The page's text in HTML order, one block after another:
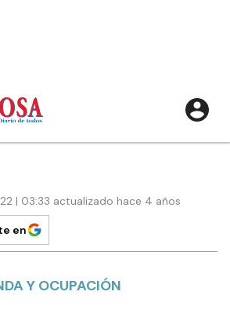
| 03:33 actualizado hace 4 años
en
Y OCUPACIÓN